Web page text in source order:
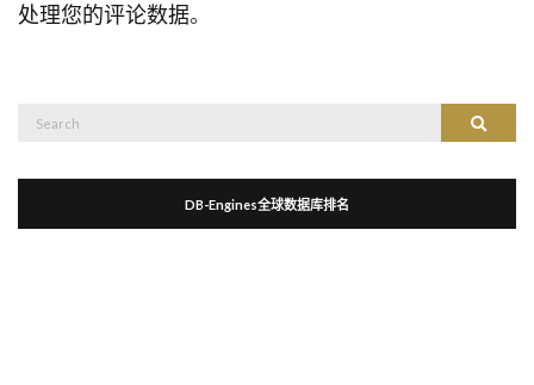
处理您的评论数据。
Search
DB-Engines全球数据库排名